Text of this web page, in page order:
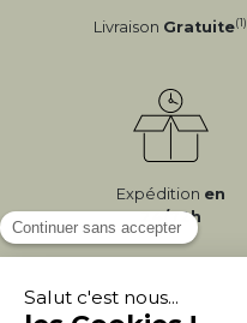
Livraison Gratuite(1)
Expédition en
24/72h